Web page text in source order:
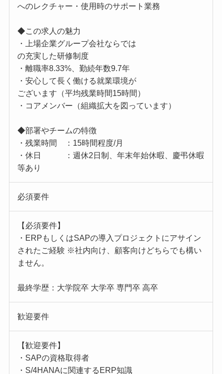
へのレクチャー・使用時のサポート業務
◆この求人の魅力
・上場企業グループ会社ならでは
の充実した研修制度
・離職率8.33%、勤続年数9.7年
・安心して長く働ける就業環境が
ございます（平均残業時間15時間）
・コアメンバー（組織拡大を図っています）
◆部署やチームの特徴
・残業時間 ：15時間程度/月
・休日 ：週休2日制、年末年始休暇、慶弔休暇
等あり
必須要件
【必須要件】
・ERPもしくはSAPの導入プロジェクトにアサイン
されたご経験 ※社内向け、顧客向けどちらでも構い
ません。
最終学歴：大学院卒 大学卒 専門卒 高卒
歓迎要件
【歓迎要件】
・SAPの資格取得者
・S/4HANAに関連するERP知識